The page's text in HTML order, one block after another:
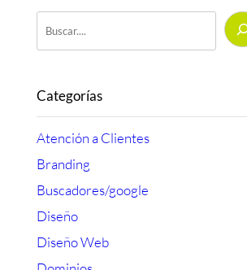
Buscar
Categorías
Atención a Clientes
Branding
Buscadores/google
Diseño
Diseño Web